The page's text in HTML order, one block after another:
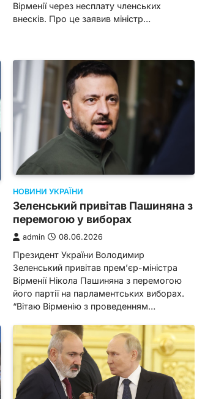
Вірменії через несплату членських
внесків. Про це заявив міністр…
НОВИНИ УКРАЇНИ
Зеленський привітав Пашиняна з
перемогою у виборах
admin 08.06.2026
Президент України Володимир
Зеленський привітав прем’єр-міністра
Вірменії Нікола Пашиняна з перемогою
його партії на парламентських виборах.
“Вітаю Вірменію з проведенням…